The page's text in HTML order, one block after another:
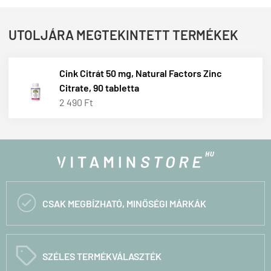
UTOLJÁRA MEGTEKINTETT TERMÉKEK
Cink Citrát 50 mg, Natural Factors Zinc
Citrate, 90 tabletta
2 490 Ft
 CSAK MEGBÍZHATÓ, MINŐSÉGI MÁRKÁK
C SZÉLES TERMÉKVÁLASZTÉK